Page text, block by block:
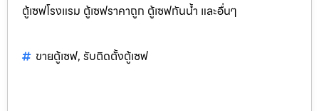
ตู้เซฟโรงแรม ตู้เซฟราคาถูก ตู้เซฟกันน้ำ และอื่นๆ
ขายตู้เซฟ, รับติดตั้งตู้เซฟ